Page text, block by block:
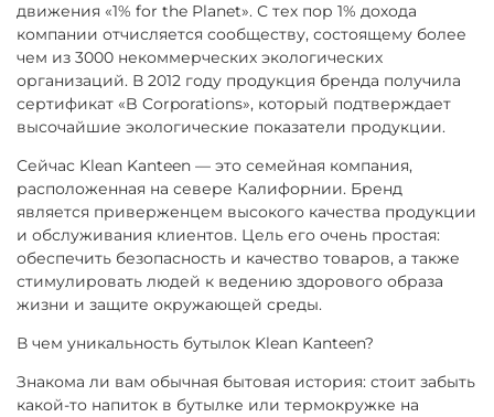
движения «1% for the Planet». С тех пор 1% дохода
компании отчисляется сообществу, состоящему более
чем из 3000 некоммерческих экологических
организаций. В 2012 году продукция бренда получила
сертификат «B Corporations», который подтверждает
высочайшие экологические показатели продукции.
Сейчас Klean Kanteen — это семейная компания,
расположенная на севере Калифорнии. Бренд
является приверженцем высокого качества продукции
и обслуживания клиентов. Цель его очень простая:
обеспечить безопасность и качество товаров, а также
стимулировать людей к ведению здорового образа
жизни и защите окружающей среды.
В чем уникальность бутылок Klean Kanteen?
Знакома ли вам обычная бытовая история: стоит забыть
какой-то напиток в бутылке или термокружке на